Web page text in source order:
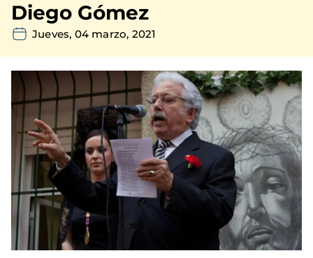
Diego Gómez
Jueves, 04 marzo, 2021